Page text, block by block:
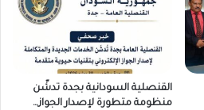
القنصلية السودانية بجدة تدشّن
منظومة متطورة لإصدار الجواز…